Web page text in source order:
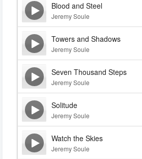
Blood and Steel
Jeremy Soule
Towers and Shadows
Jeremy Soule
Seven Thousand Steps
Jeremy Soule
Solitude
Jeremy Soule
Watch the Skies
Jeremy Soule